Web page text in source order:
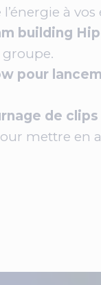
à vos
building
groupe.
pour
de
mettre en